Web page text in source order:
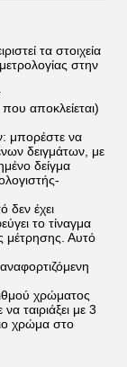
τα στοιχεία
στην
αποκλείεται)
μπορέστε να
δειγμάτων, με
δείγμα
δεν έχει
το τίναγμα
μέτρησης. Αυτό
χρώματος
ταιριάξει με 3
χρώμα στο